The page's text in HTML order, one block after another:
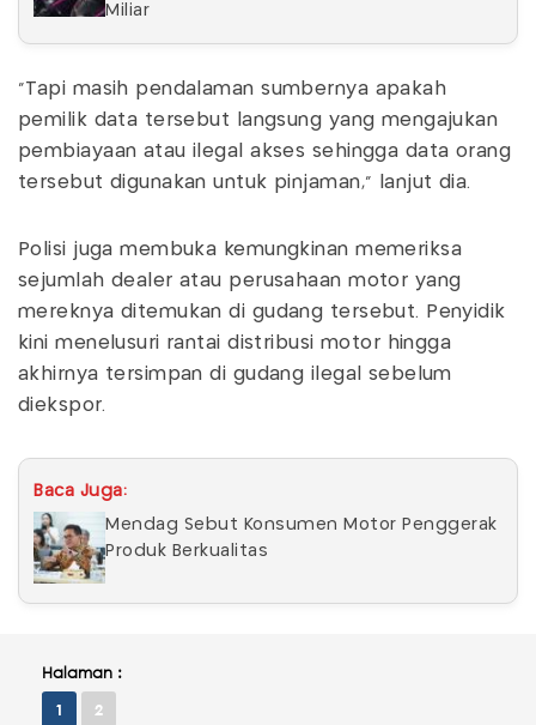
Miliar
"Tapi masih pendalaman sumbernya apakah
pemilik data tersebut langsung yang mengajukan
pembiayaan atau ilegal akses sehingga data orang
tersebut digunakan untuk pinjaman," lanjut dia.
Polisi juga membuka kemungkinan memeriksa
sejumlah dealer atau perusahaan motor yang
mereknya ditemukan di gudang tersebut. Penyidik
kini menelusuri rantai distribusi motor hingga
akhirnya tersimpan di gudang ilegal sebelum
diekspor.
Baca Juga:
Mendag Sebut Konsumen Motor Penggerak
Produk Berkualitas
Halaman :
1 2